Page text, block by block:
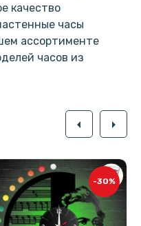
качество
часы
ассортименте
часов из
arrow_left arrow_right
-30%